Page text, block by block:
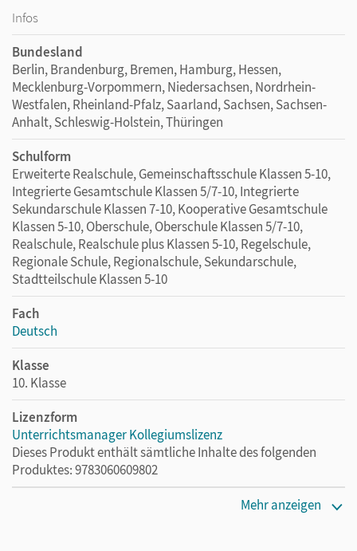
Infos
Bundesland
Berlin, Brandenburg, Bremen, Hamburg, Hessen,
Mecklenburg-Vorpommern, Niedersachsen, Nordrhein-
Westfalen, Rheinland-Pfalz, Saarland, Sachsen, Sachsen-
Anhalt, Schleswig-Holstein, Thüringen
Schulform
Erweiterte Realschule, Gemeinschaftsschule Klassen 5-10,
Integrierte Gesamtschule Klassen 5/7-10, Integrierte
Sekundarschule Klassen 7-10, Kooperative Gesamtschule
Klassen 5-10, Oberschule, Oberschule Klassen 5/7-10,
Realschule, Realschule plus Klassen 5-10, Regelschule,
Regionale Schule, Regionalschule, Sekundarschule,
Stadtteilschule Klassen 5-10
Fach
Deutsch
Klasse
10. Klasse
Lizenzform
Unterrichtsmanager Kollegiumslizenz
Dieses Produkt enthält sämtliche Inhalte des folgenden
Produktes: 9783060609802
Mehr anzeigen